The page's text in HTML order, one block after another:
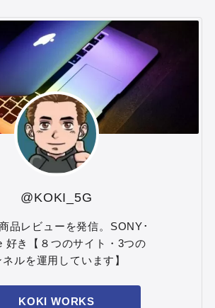
@KOKI_5G
品レビューを発信。SONY･
好き【８つのサイト・3つの
ルを運用しています】
KOKI WORKS